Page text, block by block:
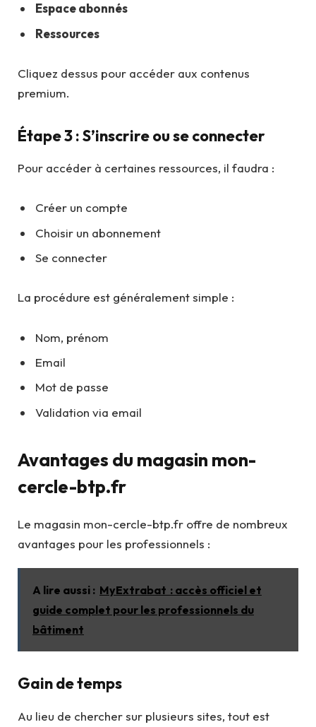
Espace abonnés
Ressources
Cliquez dessus pour accéder aux contenus
premium.
Étape 3 : S’inscrire ou se connecter
Pour accéder à certaines ressources, il faudra :
Créer un compte
Choisir un abonnement
Se connecter
La procédure est généralement simple :
Nom, prénom
Email
Mot de passe
Validation via email
Avantages du magasin mon-
cercle-btp.fr
Le magasin mon-cercle-btp.fr offre de nombreux
avantages pour les professionnels :
A lire aussi : MyExtrabat : accès officiel et
guide complet pour les professionnels du
bâtiment
Gain de temps
Au lieu de chercher sur plusieurs sites, tout est